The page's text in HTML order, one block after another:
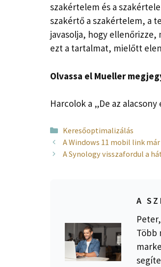
szakértelem és a
szakértő a szakértelem, a
javasolja, hogy
ezt a tartalmat, mielőtt
Olvassa el Mueller
Harcolok a „De az
Kategória
Keresőoptimalizálás
A Windows 11 mobil link
A Synology visszafordul a
A
Több